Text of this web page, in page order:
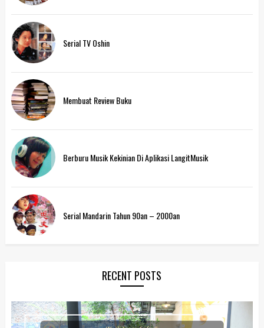
Serial TV Oshin
Membuat Review Buku
Berburu Musik Kekinian Di Aplikasi LangitMusik
Serial Mandarin Tahun 90an – 2000an
RECENT POSTS